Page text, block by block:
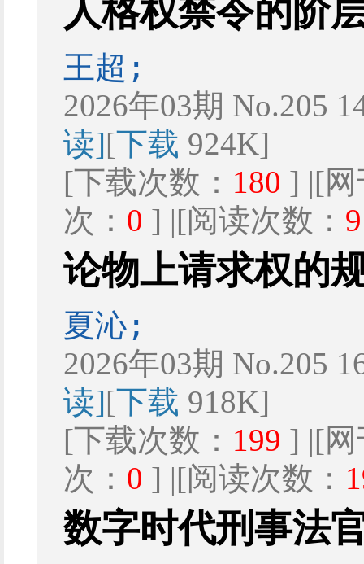
人格权禁令的阶
王超;
2026年03期 No.205
读][下载 924K]
[下载次数： 180 ] |[
次： 0 ] |[阅读次数： 9
论物上请求权的
夏沁;
2026年03期 No.205
读][下载 918K]
[下载次数： 199 ] |[
次： 0 ] |[阅读次数：
数字时代刑事法